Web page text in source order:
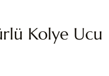
Kolye Ucu